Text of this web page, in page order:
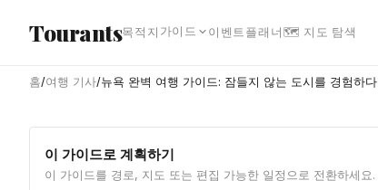
Tourants목적지 가이드 이벤트 플래너🗺 지도 탐색
홈/여행 기사/뉴욕 완벽 여행 가이드: 잠들지 않는 도시를 경험하다
이 가이드로 계획하기
이 가이드를 경로, 지도 또는 편집 가능한 일정으로 전환하세요.